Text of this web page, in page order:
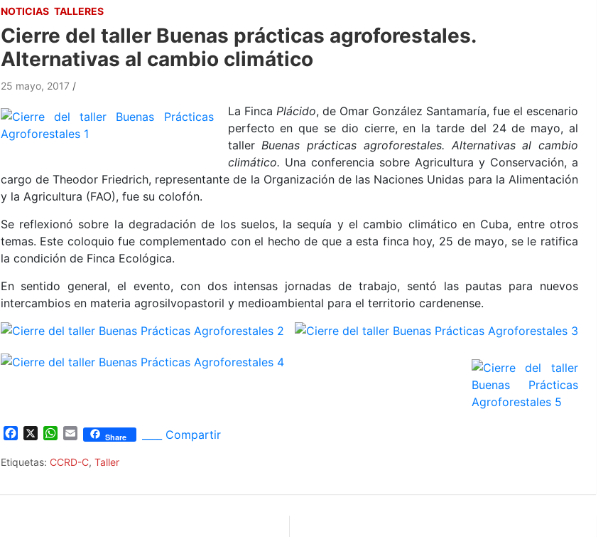
NOTICIAS TALLERES
Cierre del taller Buenas prácticas agroforestales.
Alternativas al cambio climático
25 mayo, 2017
La Finca Plácido, de Omar González Santamaría, fue el escenario
perfecto en que se dio cierre, en la tarde del 24 de mayo, al
tallerBuenas prácticas agroforestales. Alternativas al cambio
climático. Una conferencia sobre Agricultura y Conservación, a
cargo de Theodor Friedrich, representante de la Organización de las Naciones Unidas para la Alimentación
y la Agricultura (FAO), fue su colofón.
Se reflexionó sobre la degradación de los suelos, la sequía y el cambio climático en Cuba, entre otros
temas. Este coloquiofue complementado con el hecho de que a esta finca hoy, 25 de mayo, se le ratifica
la condición de Finca Ecológica.
En sentido general, el evento, con dos intensas jornadas de trabajo, sentó las pautas para nuevos
intercambios en materia agrosilvopastoril y medioambiental para el territorio cardenense.
c
W
a
E
a
Share ____ Compartir
Etiquetas: CCRD-C, Taller